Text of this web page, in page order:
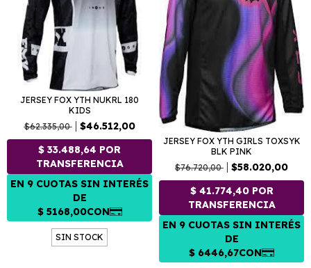
JERSEY FOX YTH NUKRL 180
KIDS
$62.335,00
$46.512,00
SIN STOCK
JERSEY FOX YTH GIRLS TOXSYK
BLK PINK
$76.720,00
$58.020,00